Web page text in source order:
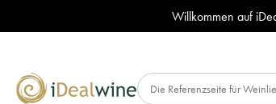
Willkommen auf